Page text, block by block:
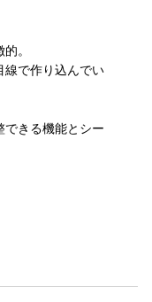
。
線で作り込んでい
できる機能とシー